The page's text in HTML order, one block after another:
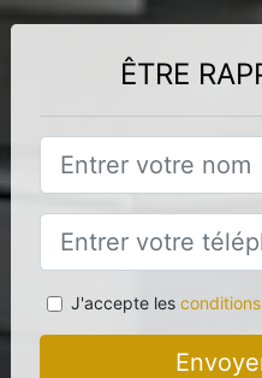
ÊTRE
J'accepte les conditions